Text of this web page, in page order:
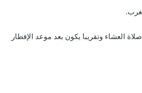
صلاة العشاء وتقريبا يكون بعد موعد الإفطار